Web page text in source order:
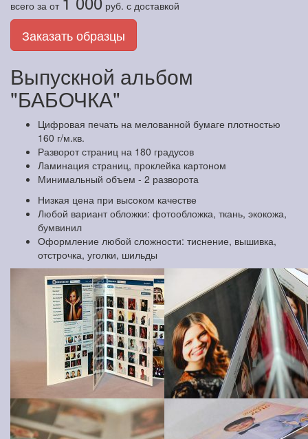
всего за от руб. с доставкой
Заказать образцы
Выпускной альбом
"БАБОЧКА"
Цифровая печать на мелованной бумаге плотностью
160 г/м.кв.
Разворот страниц на 180 градусов
Ламинация страниц, проклейка картоном
Минимальный объем - 2 разворота
Низкая цена при высоком качестве
Любой вариант обложки: фотообложка, ткань, экокожа,
бумвинил
Оформление любой сложности: тиснение, вышивка,
отстрочка, уголки, шильды